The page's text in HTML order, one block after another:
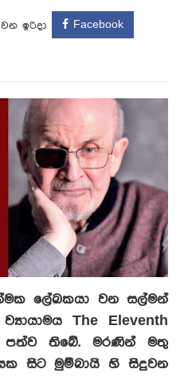
වන ඉරිදා Facebook
ලේඛකයා වන සල්මන්
The Eleventh
පත්ව තිබේ. මරණින් මතු
සිට මුම්බායි හි සිදුවන